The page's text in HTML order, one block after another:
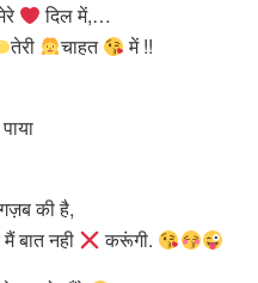
दिल में,…
‎तेरी चाहत
में !!
की है,
बात नही
करूंगी.